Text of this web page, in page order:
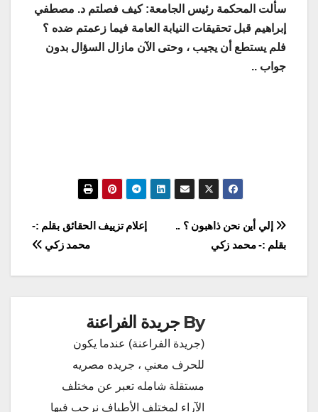
سألت المحكمة رئيس الجامعة: كيف فصلتم د. مصطفي
إبراهيم قبل تحقيقات النيابة العامة فيما زعمتم ضده ؟
فلم يستطع أن يجيب ، وحتى الآن مازال السؤال بدون
جواب ..
تصفّح
المقالات
إعلام تزييف الحقائق بقلم :-
محمد زكي
إلي أين نحن ذاهبون ؟ ..
بقلم :- محمد زكي
By جريدة الفراعنة
(جريدة الفراعنة) عندما يكون
للحرف معني ، جريده مصريه
مستقلة شامله تعبر عن مختلف
الآراء لمختلف الأطياف نرحب فيها